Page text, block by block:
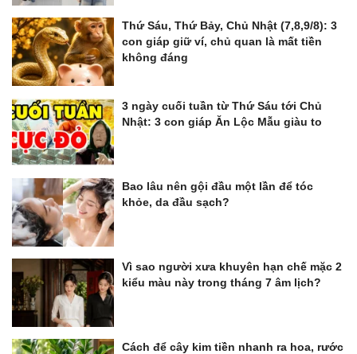
Thứ Sáu, Thứ Bảy, Chủ Nhật (7,8,9/8): 3
con giáp giữ ví, chủ quan là mất tiền
không đáng
3 ngày cuối tuần từ Thứ Sáu tới Chủ
Nhật: 3 con giáp Ăn Lộc Mẫu giàu to
Bao lâu nên gội đầu một lần để tóc
khỏe, da đầu sạch?
Vì sao người xưa khuyên hạn chế mặc 2
kiểu màu này trong tháng 7 âm lịch?
Cách để cây kim tiền nhanh ra hoa, rước